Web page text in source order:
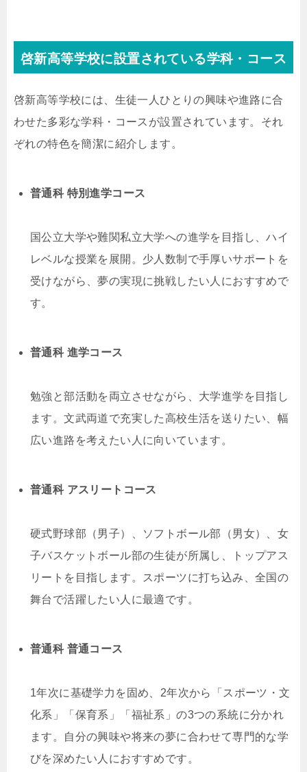
啓新高等学校に設置されている学科・コース
啓新高等学校には、生徒一人ひとりの興味や進路に合
わせた多彩な学科・コースが設置されています。それ
ぞれの特色を簡潔に紹介します。
普通科 特別進学コース
国公立大学や難関私立大学への進学を目指し、ハイ
レベルな授業を展開。少人数制で手厚いサポートを
受けながら、夢の実現に挑戦したい人におすすめで
す。
普通科 進学コース
勉強と部活動を両立させながら、大学進学を目指し
ます。文武両道で充実した高校生活を送りたい、幅
広い進路を考えたい人に向いています。
普通科 アスリートコース
硬式野球部（男子）、ソフトボール部（男女）、女
子バスケットボール部の生徒が所属し、トップアス
リートを目指します。スポーツに打ち込み、全国の
舞台で活躍したい人に最適です。
普通科 普通コース
1年次に基礎学力を固め、2年次から「スポーツ・文
化系」「保育系」「福祉系」の3つの系統に分かれ
ます。自分の興味や将来の夢に合わせて専門的な学
びを深めたい人におすすめです。